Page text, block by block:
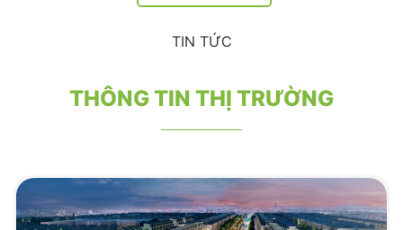
TIN TỨC
THÔNG TIN THỊ TRƯỜNG